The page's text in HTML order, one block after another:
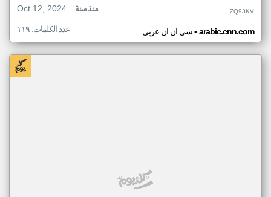
Oct 12, 2024
منذ سنة ZQ93KV
سي ان ان عربي• arabic.cnn.com عدد الكلمات: ١١٩